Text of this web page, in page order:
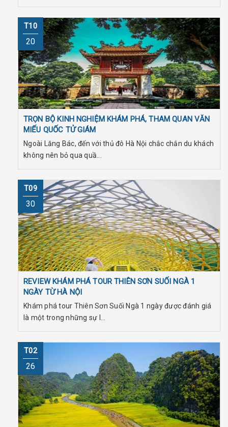
T10
20
TRỌN BỘ KINH NGHIỆM KHÁM PHÁ, THAM QUAN VĂN
MIẾU QUỐC TỬ GIÁM
Ngoài Lăng Bác, đến với thủ đô Hà Nội chắc chắn du khách
không nên bỏ qua quầ...
T09
30
REVIEW KHÁM PHÁ TOUR THIÊN SƠN SUỐI NGÀ 1
NGÀY TỪ HÀ NỘI
Khám phá tour Thiên Sơn Suối Ngà 1 ngày được đánh giá
là một trong những sự l...
T02
26